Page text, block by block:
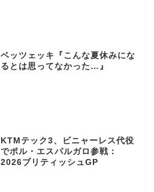
ベッツェッキ『こんな夏休みにな
るとは思ってなかった…』
KTMテック3、ビニャーレス代役
でポル・エスパルガロ参戦：
2026ブリティッシュGP